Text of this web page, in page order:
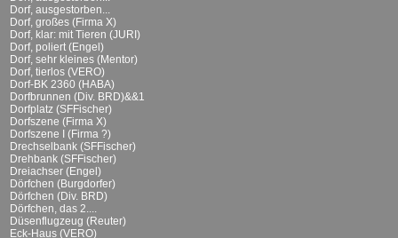
Dorf, ausgestorben...
Dorf, großes (Firma X)
Dorf, klar: mit Tieren (JURI)
Dorf, poliert (Engel)
Dorf, sehr kleines (Mentor)
Dorf, tierlos (VERO)
Dorf-BK 2360 (HABA)
Dorfbrunnen (Div. BRD)&&1
Dorfplatz (SFFischer)
Dorfszene (Firma X)
Dorfszene I (Firma ?)
Drechselbank (SFFischer)
Drehbank (SFFischer)
Dreiachser (Engel)
Dörfchen (Burgdorfer)
Dörfchen (Div. BRD)
Dörfchen, das 2....
Düsenflugzeug (Reuter)
Eck-Haus (VERO)